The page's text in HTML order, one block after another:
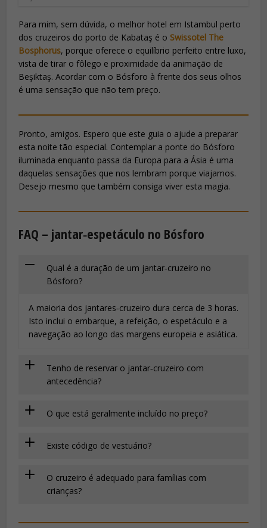
Para mim, sem dúvida, o melhor hotel em Istambul perto
dos cruzeiros do porto de Kabataş é o Swissotel The
Bosphorus, porque oferece o equilíbrio perfeito entre luxo,
vista de tirar o fôlego e proximidade da animação de
Beşiktaş. Acordar com o Bósforo à frente dos seus olhos
é uma sensação que não tem preço.
Pronto, amigos. Espero que este guia o ajude a preparar
esta noite tão especial. Contemplar a ponte do Bósforo
iluminada enquanto passa da Europa para a Ásia é uma
daquelas sensações que nos lembram porque viajamos.
Desejo mesmo que também consiga viver esta magia.
FAQ – jantar‑espetáculo no Bósforo
Qual é a duração de um jantar‑cruzeiro no
Bósforo?
A maioria dos jantares‑cruzeiro dura cerca de 3 horas.
Isto inclui o embarque, a refeição, o espetáculo e a
navegação ao longo das margens europeia e asiática.
Tenho de reservar o jantar‑cruzeiro com
antecedência?
O que está geralmente incluído no preço?
Existe código de vestuário?
O cruzeiro é adequado para famílias com
crianças?